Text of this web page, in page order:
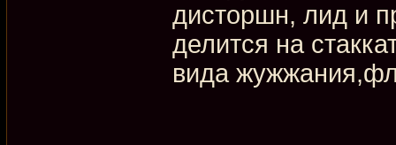
дисторшн, лид и
делится на
вида